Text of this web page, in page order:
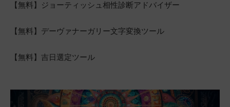
【無料】ジョーティッシュ相性診断アドバイザー
【無料】デーヴァナーガリー文字変換ツール
【無料】吉日選定ツール